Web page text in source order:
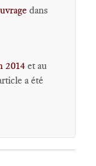
dans
2014 et au
a été